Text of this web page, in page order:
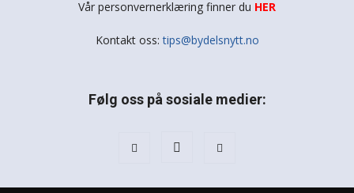
Vår personvernerklæring finner du HER
Kontakt oss:tips@bydelsnytt.no
Følg oss på sosiale medier: